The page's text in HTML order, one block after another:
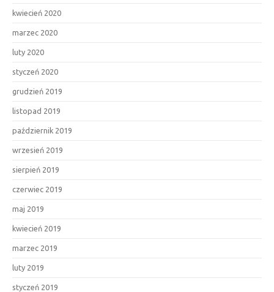
kwiecień 2020
marzec 2020
luty 2020
styczeń 2020
grudzień 2019
listopad 2019
październik 2019
wrzesień 2019
sierpień 2019
czerwiec 2019
maj 2019
kwiecień 2019
marzec 2019
luty 2019
styczeń 2019